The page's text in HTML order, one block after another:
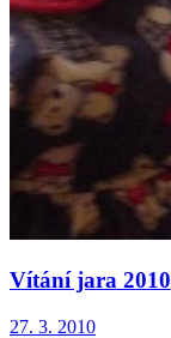
Vítání jara 2010
27. 3. 2010